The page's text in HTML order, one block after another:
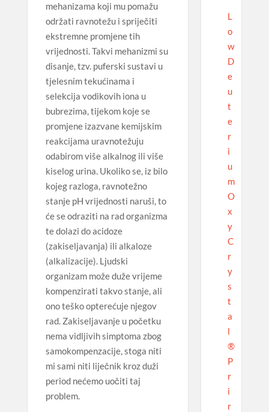
mehanizama koji mu pomažu
održati ravnotežu i spriječiti
ekstremne promjene tih
vrijednosti. Takvi mehanizmi su
disanje, tzv. puferski sustavi u
tjelesnim tekućinama i
selekcija vodikovih iona u
bubrezima, tijekom koje se
promjene izazvane kemijskim
reakcijama uravnotežuju
odabirom više alkalnog ili više
kiselog urina. Ukoliko se, iz bilo
kojeg razloga, ravnotežno
stanje pH vrijednosti naruši, to
će se odraziti na rad organizma
te dolazi do acidoze
(zakiseljavanja) ili alkaloze
(alkalizacije). Ljudski
organizam može duže vrijeme
kompenzirati takvo stanje, ali
ono teško opterećuje njegov
rad. Zakiseljavanje u početku
nema vidljivih simptoma zbog
samokompenzacije, stoga niti
mi sami niti liječnik kroz duži
period nećemo uočiti taj
problem.
L
o
w
D
e
u
t
e
r
i
u
m
O
x
y
C
r
y
s
t
a
l
®
P
r
i
r